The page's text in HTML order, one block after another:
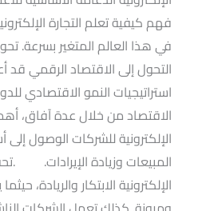
فهم كيفية تعلم التجارة
في هذا العالم المتغير بسرعة.
التحول إلى الاقتصاد الرقمي قد
استراتيجيات النمو الاقتصادي
الاقتصاد من خلال عدة آفاق،
الإلكترونية للشركات الوصول
المبيعات وزيادة الإيرادات.
الإلكترونية الابتكار